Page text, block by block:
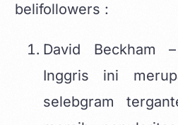
belifollowers :
David Beckham –
Inggris ini
selebgram